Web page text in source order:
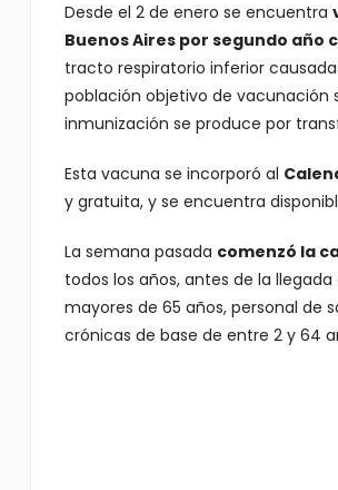
Desde el 2 de enero se encuentra
Buenos Aires por segundo año
tracto respiratorio inferior
población objetivo de vacunación
inmunización se produce por
Esta vacuna se incorporó al
y gratuita, y se encuentra
La semana pasada comenzó la
todos los años, antes de la
mayores de 65 años, personal de
crónicas de base de entre 2 y 64